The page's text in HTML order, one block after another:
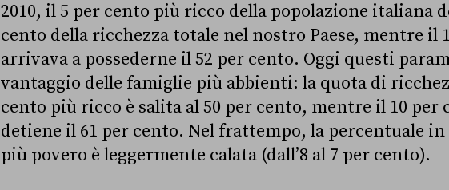
2010, il 5 per cento più ricco della popolazione italiana
cento della ricchezza totale nel nostro Paese, mentre il
arrivava a possederne il 52 per cento. Oggi questi
vantaggio delle famiglie più abbienti: la quota di
cento più ricco è salita al 50 per cento, mentre il 10 per
detiene il 61 per cento. Nel frattempo, la percentuale in
più povero è leggermente calata (dall’8 al 7 per cento).